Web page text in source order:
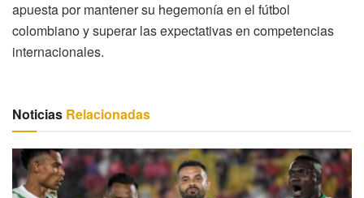
apuesta por mantener su hegemonía en el fútbol
colombiano y superar las expectativas en competencias
internacionales.
Noticias Relacionadas